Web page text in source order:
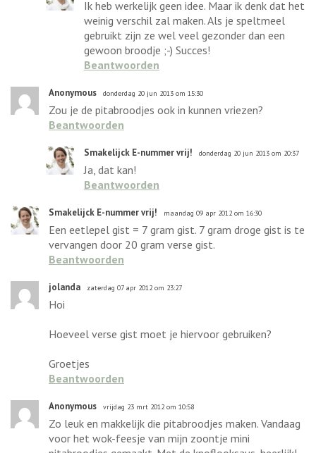
Ik heb werkelijk geen idee. Maar ik denk dat het
weinig verschil zal maken. Als je speltmeel
gebruikt zijn ze wel veel gezonder dan een
gewoon broodje ;-) Succes!
Beantwoorden
Anonymous donderdag 20 jun 2013 om 15:30
Zou je de pitabroodjes ook in kunnen vriezen?
Beantwoorden
Smakelijck E-nummer vrij! donderdag 20 jun 2013 om 20:37
Ja, dat kan!
Beantwoorden
Smakelijck E-nummer vrij! maandag 09 apr 2012 om 16:30
Een eetlepel gist = 7 gram gist. 7 gram droge gist is te
vervangen door 20 gram verse gist.
Beantwoorden
jolanda zaterdag 07 apr 2012 om 23:27
Hoi
Hoeveel verse gist moet je hiervoor gebruiken?
Groetjes
Beantwoorden
Anonymous vrijdag 23 mrt 2012 om 10:58
Zo leuk en makkelijk die pitabroodjes maken. Vandaag
voor het wok-feesje van mijn zoontje mini